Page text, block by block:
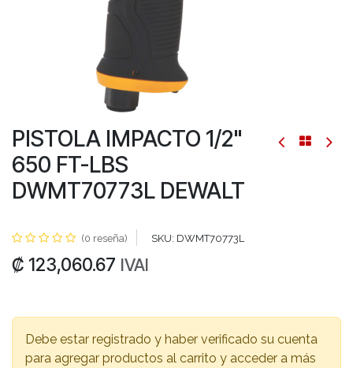
PISTOLA IMPACTO 1/2"
650 FT-LBS
DWMT70773L DEWALT
(0 reseña) SKU: DWMT70773L
₡ 123,060.67 IVAI
Debe estar registrado y haber verificado su cuenta
para agregar productos al carrito y acceder a más